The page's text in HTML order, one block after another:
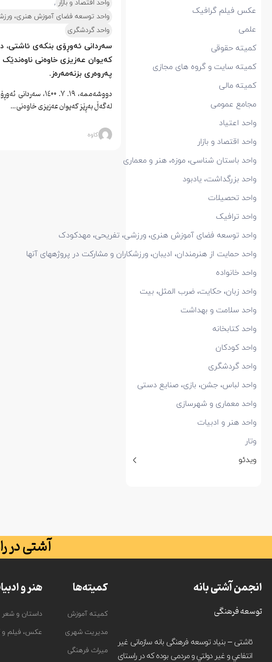
عکس فیلم گرافیک
علمی
کمیتە حقوقی
کمیتە سایت و گروه های مجازی
کمیتە مالی
مجامع عمومی
واحد اعتیاد
واحد اقتصاد و بازار
واحد باستان شناسی، موزه، هنر و معماری
واحد بزرگداشت، یادبود
واحد تحصیلات
واحد ترافیک
واحد توسعه فضای آموزش هنری، ورزشی، تفریحی، مهدکودک
واحد حمایت از هنرمندان، ادیبان، ورزشکاران و مشارکت در پروژههای آنها
واحد خانواده
واحد زبان، حکایت، ضرب المثل، بیت
واحد سلامت و بهداشت
واحد کتابخانه
واحد کودکان
واحد گردشگری
واحد لباس، جشن، بازی، صنایع دستی
واحد معماری و شهرسازی
واحد هنر و ادبیات
وتار
ویدئو
واحد اقتصاد و بازار ,
واحد توسعه فضای آموزش هنری،
واحد گردشگری
سەردانی ئەوڕۆی بنکەی ئاشتی،
کەیوان عەزیزی خاوەنی
پەروەری بزنەمەرەز.
دووشەممە، ۱۹. ۷. ۱٤۰۰،
لەگەڵ بەڕێز کەیوان عەزیزی خاوەنی…
کاوه
آشتی در
انجمن آشتی بانه
توسعه فرهنگی
ئاشتی – بنیاد توسعه فرهنگی بانه سازمانی غير
انتفاعي و غير دولتي و مردمی بوده که در راستای
کمیته‌ها
کمیته آموزش
مدیریت شهری
میراث فرهنگی
هنر و
داستان و شعر
عکس، فیلم و